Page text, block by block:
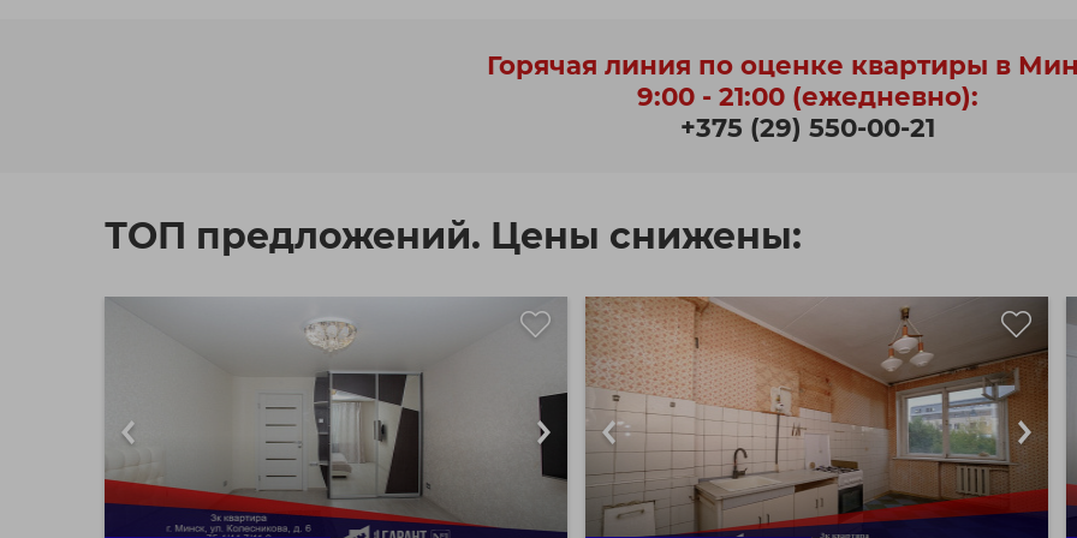
Горячая линия по оценке квартиры в
9:00 - 21:00 (ежедневно):
+375 (29) 550-00-21
ТОП предложений. Цены снижены: